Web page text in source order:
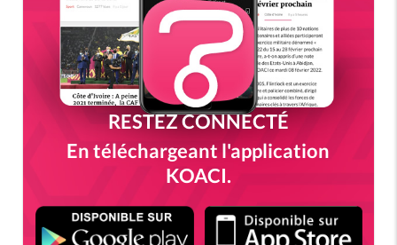
RESTEZ CONNECTÉ
En téléchargeant l'application
KOACI.